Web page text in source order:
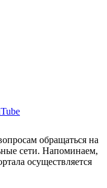
обращаться на
сети. Напоминаем,
осуществляется